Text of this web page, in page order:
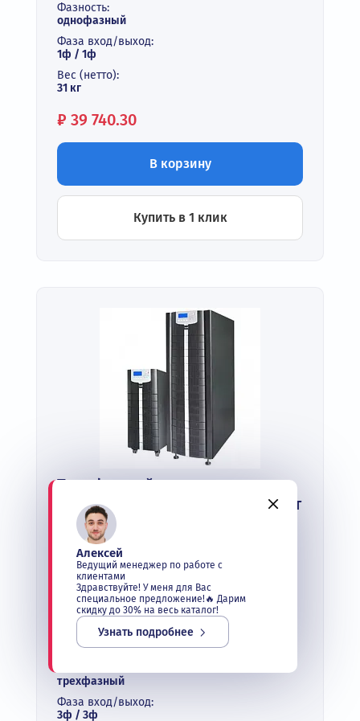
Фазность:
однофазный
Фаза вход/выход:
1ф / 1ф
Вес (нетто):
31 кг
Цена:
₽ 39 740.30
В корзину
Купить в 1 клик
Трехфазный источник
бесперебойного питания 15 кВт
INVT HT33020XS
В наличии
Выходная мощность:
20 кВА
Входное напряжение:
380 /400 /415 В
промышленные ИБП
трехфазный
Фаза вход/выход:
3ф / 3ф
Алексей
Ведущий менеджер по работе с
клиентами
Здравствуйте! У меня для Вас
специальное предложение!🔥 Дарим
скидку до 30% на весь каталог!
Узнать подробнее